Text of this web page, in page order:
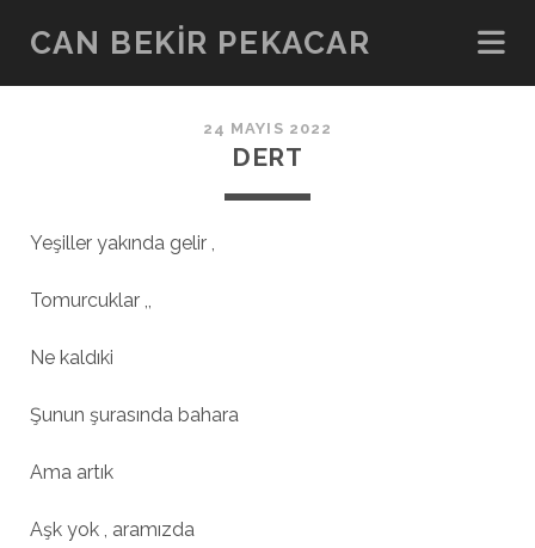
CAN BEKIR PEKACAR
24 MAYIS 2022
DERT
Yeşiller yakında gelir ,
Tomurcuklar ,,
Ne kaldıki
Şunun şurasında bahara
Ama artık
Aşk yok , aramızda